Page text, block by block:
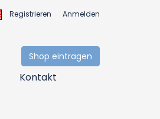
Registrieren Anmelden
Shop eintragen
Kontakt